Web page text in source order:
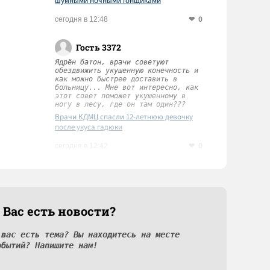
сегодня в 12:48 0
Гость 3372
Ядрён батон, врачи советуют
обездвижить укушенную конечность и
как можно быстрее доставить в
больницу... Мне вот интересно, как
этот совет поможет укушенному в
ногу в лесу, где он там один???
Врачи КДМЦ спасли 12-летнюю девочку
после укуса гадюки
есть новости?
есть тема? Вы находитесь на месте
Напишите нам!